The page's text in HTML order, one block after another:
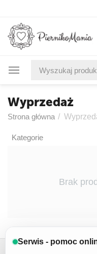
Wyprzedaż
Strona główna /
Kategorie
Brak
Serwis - pomoc